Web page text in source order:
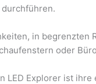
in begrenzten
oder
Explorer ist ihre